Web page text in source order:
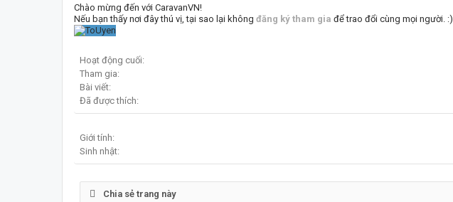
Chào mừng đến với CaravanVN!
Nếu bạn thấy nơi đây thú vị, tại sao lại không đăng ký tham gia để trao đổi cùng mọi người. :)
Hoạt động cuối:
Tham gia:
Bài viết:
Đã được thích:
Giới tính:
Sinh nhật:
Chia sẻ trang này